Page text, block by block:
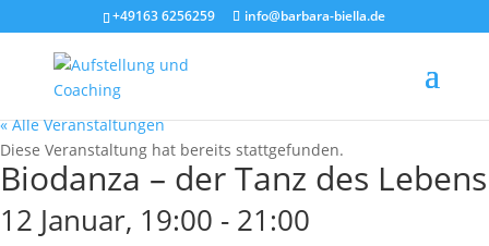
+49163 6256259 info@barbara-biella.de
« Alle Veranstaltungen
Diese Veranstaltung hat bereits stattgefunden.
Biodanza – der Tanz des Lebens
12 Januar, 19:00 - 21:00